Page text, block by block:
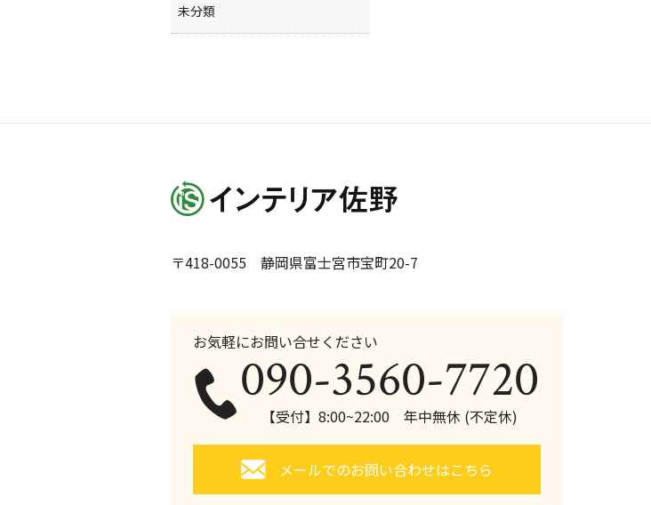
o
未分類
〒418-0055 静岡県富士宮市宝町20-7
お気軽にお問い合せください
090-3560-7720
【受付】8:00~22:00 年中無休 (不定休)
メールでのお問い合わせはこちら